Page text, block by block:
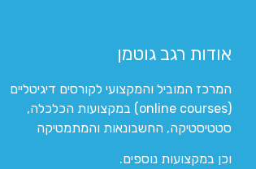
אודות רגב גוטמן
המרכז המוביל והמקצועי לקורסים דיגיטליים
(online courses) במקצועות הכלכלה,
סטטיסטיקה, החשבונאות והמתמטיקה
וכן במקצועות נוספים.